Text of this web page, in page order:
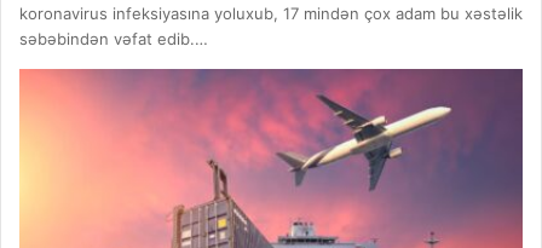
koronavirus infeksiyasına yoluxub, 17 mindən çox adam bu xəstəlik
səbəbindən vəfat edib.…